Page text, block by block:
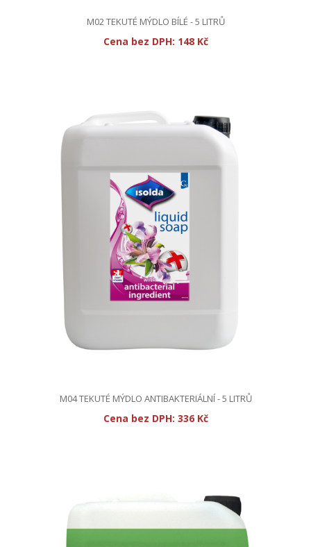
M02 TEKUTÉ MÝDLO BÍLÉ - 5 LITRŮ
Cena bez DPH: 148 Kč
M04 TEKUTÉ MÝDLO ANTIBAKTERIÁLNÍ - 5 LITRŮ
Cena bez DPH: 336 Kč